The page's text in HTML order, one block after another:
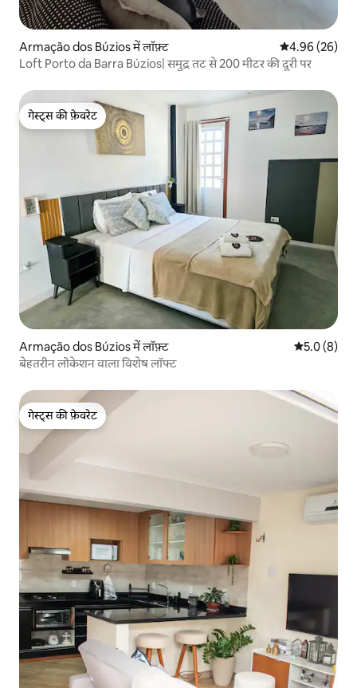
Armação dos Búzios में लॉफ़्ट औसत रेटिंग 5 में
4.96 (26)
Loft Porto da Barra Búzios| समुद्र तट से 200 मीटर की दूरी पर
गेस्ट्स की फ़ेवरेट
गेस्ट्स की फ़ेवरेट
Armação dos Búzios में लॉफ़्ट औसत रेटिंग 5
5.0 (8)
बेहतरीन लोकेशन वाला विशेष लॉफ्ट
गेस्ट्स की फ़ेवरेट
गेस्ट्स की फ़ेवरेट